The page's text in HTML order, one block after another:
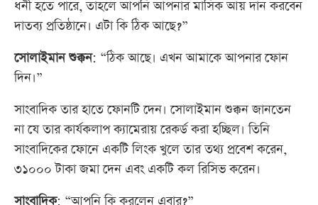
ধনী হতে পারে, তাহলে আপনি আপনার মাসিক আয় দান করবেন
দাতব্য প্রতিষ্ঠানে। এটা কি ঠিক আছে?”
সোলাইমান শুক্কন: “ঠিক আছে। এখন আমাকে আপনার ফোন
দিন।”
সাংবাদিক তার হাতে ফোনটি দেন। সোলাইমান শুক্কন জানতেন
না যে তার কার্যকলাপ ক্যামেরায় রেকর্ড করা হচ্ছিল। তিনি
সাংবাদিকের ফোনে একটি লিংক খুলে তার তথ্য প্রবেশ করেন,
৩১০০০ টাকা জমা দেন এবং একটি কল রিসিভ করেন।